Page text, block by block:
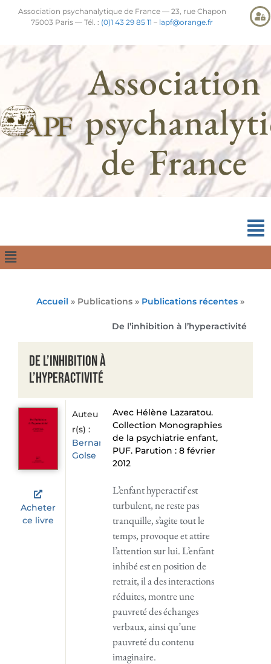
Association psychanalytique de France — 23, rue Chapon
75003 Paris — Tél. : (0)1 43 29 85 11 – lapf@orange.fr
Association
de France
Accueil » Publications » Publications récentes »
De l’inhibition à l’hyperactivité
De l’inhibition à
l’hyperactivité
Acheter
ce livre
Auteu
r(s) :
Bernard
Golse
Avec Hélène Lazaratou.
Collection Monographies
de la psychiatrie enfant,
PUF. Parution : 8 février
2012
L’enfant hyperactif est
turbulent, ne reste pas
tranquille, s’agite tout le
temps, provoque et attire
l’attention sur lui. L’enfant
inhibé est en position de
retrait, il a des interactions
réduites, montre une
pauvreté des échanges
verbaux, ainsi qu’une
pauvreté du contenu
imaginaire.